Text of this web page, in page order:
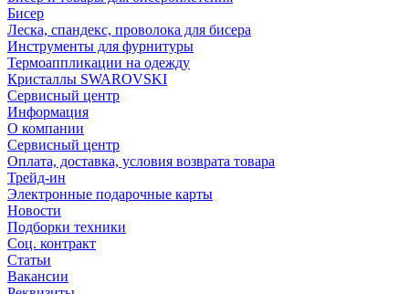
Бисер
Леска, спандекс, проволока для бисера
Инструменты для фурнитуры
Термоаппликации на одежду
Кристаллы SWAROVSKI
Сервисный центр
Информация
О компании
Сервисный центр
Оплата, доставка, условия возврата товара
Трейд-ин
Электронные подарочные карты
Новости
Подборки техники
Соц. контракт
Статьи
Вакансии